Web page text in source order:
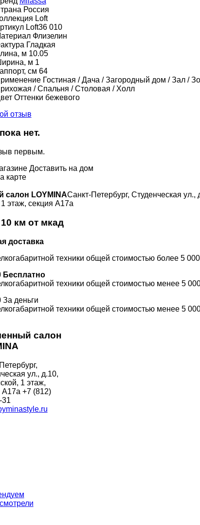
Россия
Loft
Loft36 010
Флизелин
Гладкая
м 10.05
м 1
см 64
Гостиная / Дача / Загородный дом / Зал /
/ Спальня / Столовая / Холл
Оттенки бежевого
отзыв
нет.
первым.
Доставить на дом
карте
LOYMINAСанкт-Петербург, Студенческая ул.,
этаж, секция А17а
км от мкад
доставка
техники общей стоимостью более 5
Бесплатно
техники общей стоимостью менее 5
За деньги
техники общей стоимостью менее 5
салон
ул., д.10,
1 этаж,
А17а +7 (812)
31